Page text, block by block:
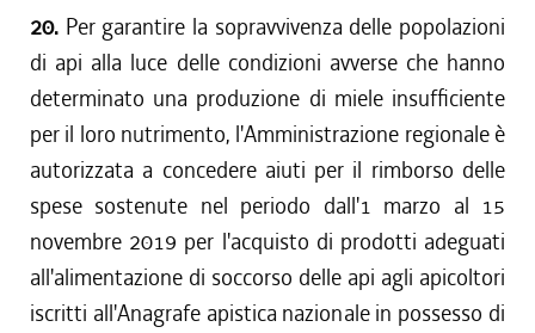
20. Per garantire la sopravvivenza delle popolazioni
di api alla luce delle condizioni avverse che hanno
determinato una produzione di miele insufficiente
per il loro nutrimento, l'Amministrazione regionale è
autorizzata a concedere aiuti per il rimborso delle
spese sostenute nel periodo dall'1 marzo al 15
novembre 2019 per l'acquisto di prodotti adeguati
all'alimentazione di soccorso delle api agli apicoltori
iscritti all'Anagrafe apistica nazionale in possesso di